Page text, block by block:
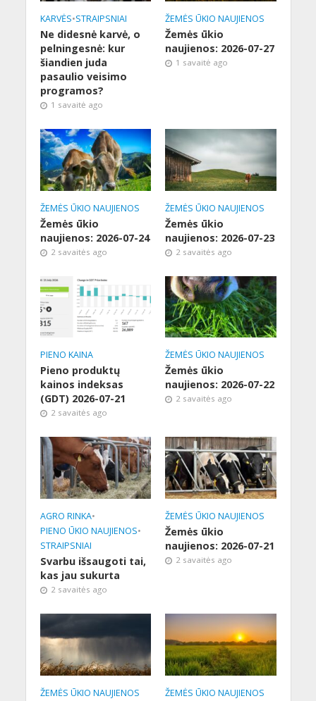
KARVĖS•STRAIPSNIAI
Ne didesnė karvė, o
pelningesnė: kur
šiandien juda
pasaulio veisimo
programos?
1 savaitė ago
ŽEMĖS ŪKIO NAUJIENOS
Žemės ūkio
naujienos: 2026-07-27
1 savaitė ago
ŽEMĖS ŪKIO NAUJIENOS
Žemės ūkio
naujienos: 2026-07-24
2 savaitės ago
ŽEMĖS ŪKIO NAUJIENOS
Žemės ūkio
naujienos: 2026-07-23
2 savaitės ago
PIENO KAINA
Pieno produktų
kainos indeksas
(GDT) 2026-07-21
2 savaitės ago
ŽEMĖS ŪKIO NAUJIENOS
Žemės ūkio
naujienos: 2026-07-22
2 savaitės ago
AGRO RINKA•
PIENO ŪKIO NAUJIENOS•
STRAIPSNIAI
Svarbu išsaugoti tai,
kas jau sukurta
2 savaitės ago
ŽEMĖS ŪKIO NAUJIENOS
Žemės ūkio
naujienos: 2026-07-21
2 savaitės ago
ŽEMĖS ŪKIO NAUJIENOS ŽEMĖS ŪKIO NAUJIENOS